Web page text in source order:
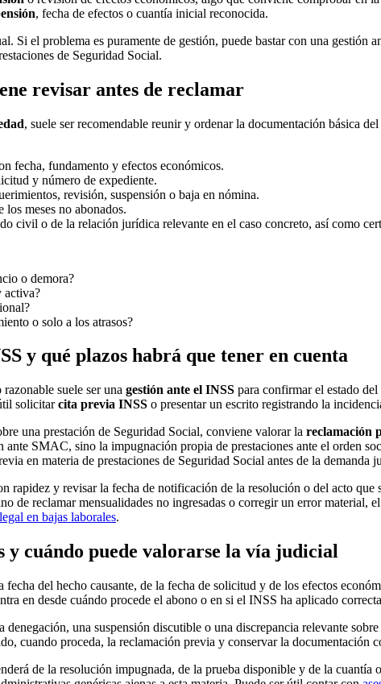
, fecha de efectos o cuantía inicial reconocida.
Si el problema es puramente de gestión, puede bastar con una
de Seguridad Social.
revisar antes de reclamar
, suele ser recomendable reunir y ordenar la documentación básica
fecha, fundamento y efectos económicos.
y número de expediente.
revisión, suspensión o baja en nómina.
meses no abonados.
civil o de la relación jurídica relevante en el caso concreto, así como
o demora?
activa?
o solo a los atrasos?
y qué plazos habrá que tener en cuenta
suele ser una gestión ante el INSS para confirmar el estado
solicitarcita previa INSS o presentar un escrito registrando la
una prestación de Seguridad Social, conviene valorar la reclamación
ante SMAC, sino la impugnación propia de prestaciones ante el orden
en materia de prestaciones de Seguridad Social antes de la demanda
rapidez y revisar la fecha de notificación de la resolución o del acto
de reclamar mensualidades no ingresadas o corregir un error
en bajas laborales.
y cuándo puede valorarse la vía judicial
fecha del hecho causante, de la fecha de solicitud y de los efectos
en desde cuándo procede el abono o en si el INSS ha aplicado
denegación, una suspensión discutible o una discrepancia relevante
cuando proceda, la reclamación previa y conservar la
de la resolución impugnada, de la prueba disponible y de la